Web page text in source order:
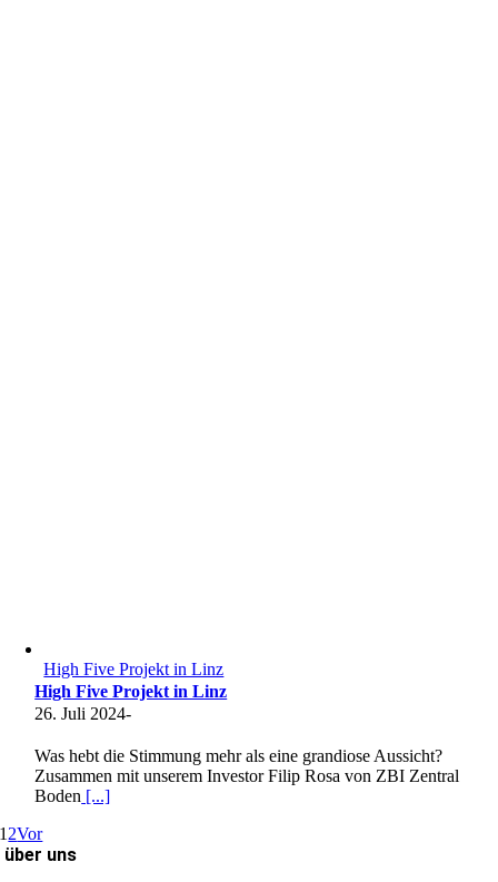
High Five Projekt in Linz
High Five Projekt in Linz
26. Juli 2024-
Was hebt die Stimmung mehr als eine grandiose Aussicht?
Zusammen mit unserem Investor Filip Rosa von ZBI Zentral
Boden [...]
1 2Vor
über uns